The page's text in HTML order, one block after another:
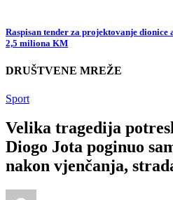
Raspisan tender za projektovanje dionice
2,5 miliona KM
DRUŠTVENE MREŽE
Sport
Velika tragedija
Diogo Jota poginuo
nakon vjenčanja,